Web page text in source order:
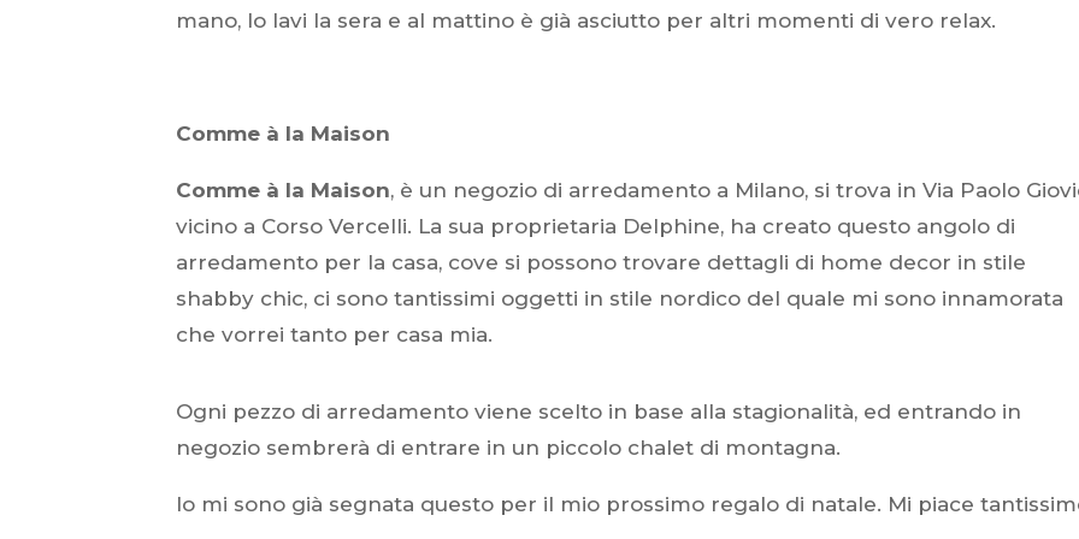
mano, lo lavi la sera e al mattino è già asciutto per altri momenti di vero relax.
Comme à la Maison
Comme à la Maison, è un negozio di arredamento a Milano, si trova in Via Paolo
vicino a Corso Vercelli. La sua proprietaria Delphine, ha creato questo angolo di
arredamento per la casa, cove si possono trovare dettagli di home decor in stile
shabby chic, ci sono tantissimi oggetti in stile nordico del quale mi sono innamorata
che vorrei tanto per casa mia.
Ogni pezzo di arredamento viene scelto in base alla stagionalità, ed entrando in
negozio sembrerà di entrare in un piccolo chalet di montagna.
Io mi sono già segnata questo per il mio prossimo regalo di natale. Mi piace